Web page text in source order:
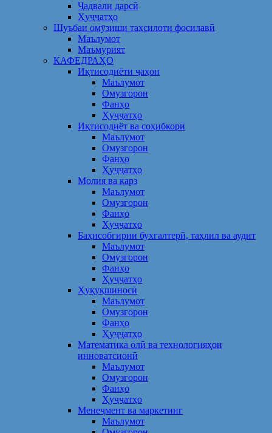
Ҷадвали дарсӣ
Ҳуҷҷатҳо
Шуъбаи омӯзиши таҳсилоти фосилавӣ
Маълумот
Маъмурият
КАФЕДРАҲО
Иқтисодиёти ҷаҳон
Маълумот
Омузгорон
Фанҳо
Ҳуҷҷатҳо
Иқтисодиёт ва соҳибкорӣ
Маълумот
Омузгорон
Фанҳо
Ҳуҷҷатҳо
Молия ва қарз
Маълумот
Омузгорон
Фанҳо
Ҳуҷҷатҳо
Баҳисобгирии бухгалтерӣ, таҳлил ва аудит
Маълумот
Омузгорон
Фанҳо
Ҳуҷҷатҳо
Ҳуқуқшиносӣ
Маълумот
Омузгорон
Фанҳо
Ҳуҷҷатҳо
Математика олӣ ва технологияҳои
инноватсионӣ
Маълумот
Омузгорон
Фанҳо
Ҳуҷҷатҳо
Менеҷмент ва маркетинг
Маълумот